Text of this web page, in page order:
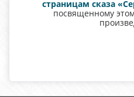
страницам сказа
посвященному